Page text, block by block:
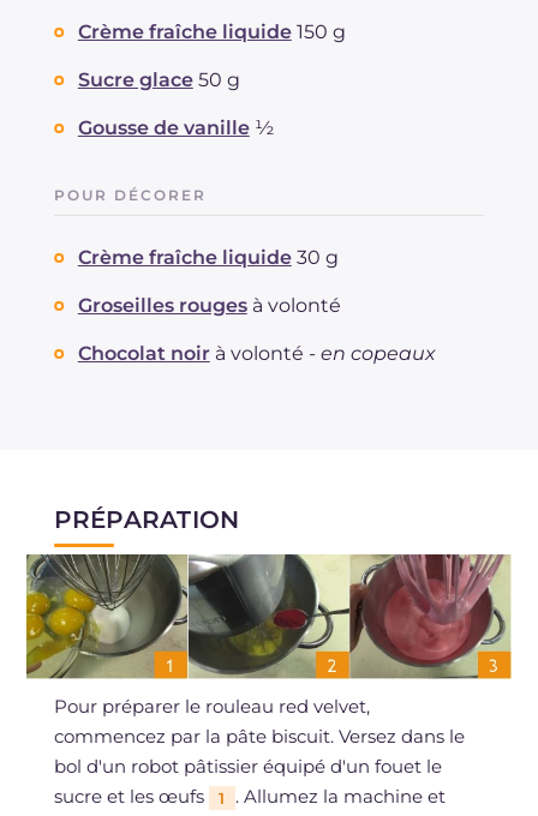
Crème fraîche liquide 150 g
Sucre glace 50 g
Gousse de vanille ½
POUR DÉCORER
Crème fraîche liquide 30 g
Groseilles rouges à volonté
Chocolat noir à volonté - en copeaux
PRÉPARATION
Pour préparer le rouleau red velvet,
commencez par la pâte biscuit. Versez dans le
bol d'un robot pâtissier équipé d'un fouet le
sucre et les œufs
1
. Allumez la machine et